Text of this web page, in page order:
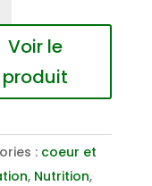
Voir le
produit
: coeur et
, Nutrition,